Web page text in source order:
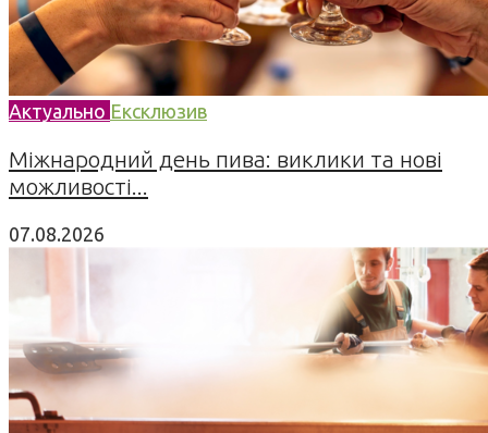
Актуально Ексклюзив
Міжнародний день пива: виклики та нові
можливості...
07.08.2026